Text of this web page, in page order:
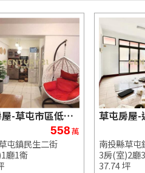
草屯房屋-草屯市區低總價溫馨兩房華廈
558萬
屯鎮民生二街
廳1衛
南投縣草屯
3房(室)2廳
37.74 坪